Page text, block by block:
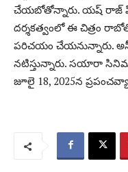
చేయబోతోన్నారు. యష్ రాజ్
దర్శకత్వంలో ఈ చిత్రం
పరిచయం చేయనున్నారు.
నటిస్తున్నారు. సయారా
జూలై 18, 2025న